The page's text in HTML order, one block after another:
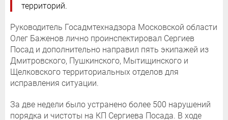
территорий.
Руководитель Госадмтехнадзора Московской области
Олег Баженов лично проинспектировал Сергиев
Посад и дополнительно направил пять экипажей из
Дмитровского, Пушкинского, Мытищинского и
Щелковского территориальных отделов для
исправления ситуации.
За две недели было устранено более 500 нарушений
порядка и чистоты на КП Сергиева Посада. В ходе